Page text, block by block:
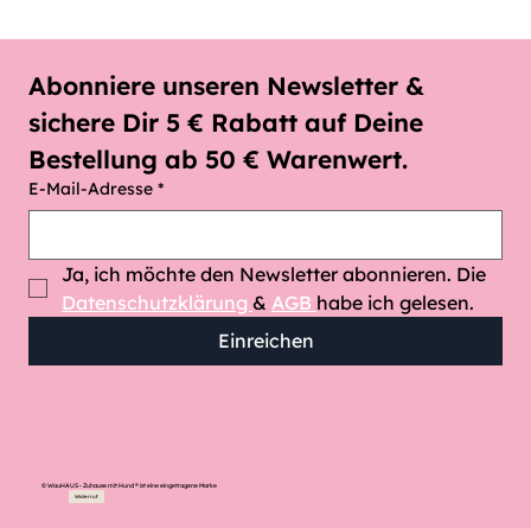
Abonniere unseren Newsletter &
sichere Dir 5 € Rabatt auf Deine
Bestellung ab 50 € Warenwert.
E-Mail-Adresse *
Datenschutzklärung & AGB habe ich gelesen.
Einreichen
© WauHAUS - Zuhause mit Hund ® ist eine eingetragene Marke
Widerruf